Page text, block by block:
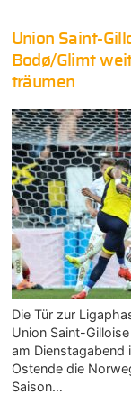
Union Saint-
Bodø/Glimt
träumen
Die Tür zur
Union Saint-
am Dienstagabend
Ostende die
Saison…